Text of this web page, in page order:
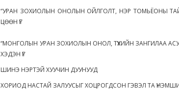
“УРАН ЗОХИОЛЫН ОНОЛЫН ОЙЛГОЛТ, НЭР ТОМЬЁОНЫ
ЦӨӨН ҮГ
“МОНГОЛЫН УРАН ЗОХИОЛЫН ОНОЛ, ТҮҮХИЙН ЗАНГИЛАА
ХЭДЭН ҮГ
ШИНЭ НЭРТЭЙ ХУУЧИН ДУУНУУД
ХОРИОД НАСТАЙ ЗАЛУУСЫГ ХОЦРОГДСОН ГЭВЭЛ ТА ҮНЭМШИХ